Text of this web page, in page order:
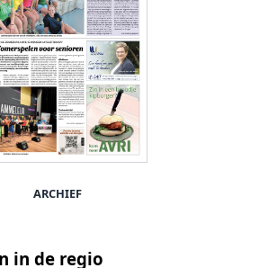
ARCHIEF
in de regio